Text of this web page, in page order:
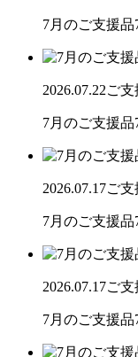
7月のご支援
2026.07.22ご
7月のご支援
2026.07.17ご
7月のご支援
2026.07.17ご
7月のご支援